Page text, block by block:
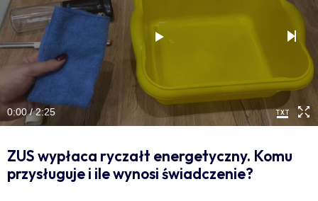
0:00 / 2:25
ZUS wypłaca ryczałt energetyczny. Komu
przysługuje i ile wynosi świadczenie?